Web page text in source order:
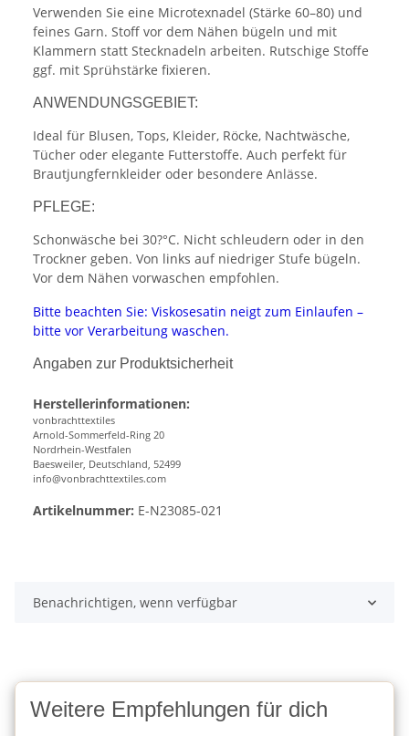
Verwenden Sie eine Microtexnadel (Stärke 60–80) und
feines Garn. Stoff vor dem Nähen bügeln und mit
Klammern statt Stecknadeln arbeiten. Rutschige Stoffe
ggf. mit Sprühstärke fixieren.
ANWENDUNGSGEBIET:
Ideal für Blusen, Tops, Kleider, Röcke, Nachtwäsche,
Tücher oder elegante Futterstoffe. Auch perfekt für
Brautjungfernkleider oder besondere Anlässe.
PFLEGE:
Schonwäsche bei 30?°C. Nicht schleudern oder in den
Trockner geben. Von links auf niedriger Stufe bügeln.
Vor dem Nähen vorwaschen empfohlen.
Bitte beachten Sie: Viskosesatin neigt zum Einlaufen –
bitte vor Verarbeitung waschen.
Angaben zur Produktsicherheit
Herstellerinformationen:
vonbrachttextiles
Arnold-Sommerfeld-Ring 20
Nordrhein-Westfalen
Baesweiler, Deutschland, 52499
info@vonbrachttextiles.com
Artikelnummer: E-N23085-021
Benachrichtigen, wenn verfügbar
Weitere Empfehlungen für dich